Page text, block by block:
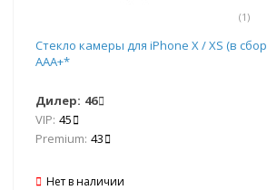
(1)
Стекло камеры для iPhone X / XS (в
AAA+*
Дилер: 46
VIP: 45
Premium: 43
Нет в наличии